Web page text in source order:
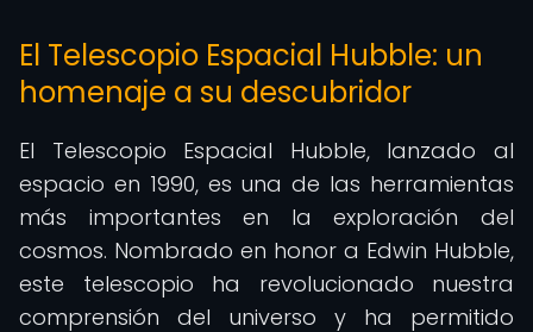
El Telescopio Espacial Hubble: un
homenaje a su descubridor
El Telescopio Espacial Hubble, lanzado al
espacio en 1990, es una de las herramientas
más importantes en la exploración del
cosmos. Nombrado en honor a Edwin Hubble,
este telescopio ha revolucionado nuestra
comprensión del universo y ha permitido